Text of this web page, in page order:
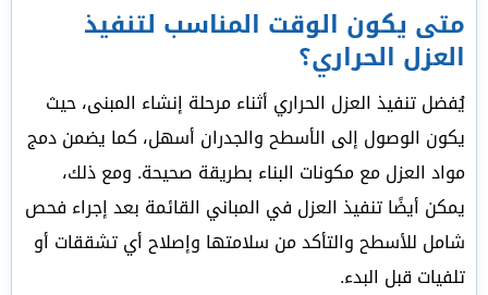
متى يكون الوقت المناسب لتنفيذ
العزل الحراري؟
يُفضل تنفيذ العزل الحراري أثناء مرحلة إنشاء المبنى، حيث
يكون الوصول إلى الأسطح والجدران أسهل، كما يضمن دمج
مواد العزل مع مكونات البناء بطريقة صحيحة. ومع ذلك،
يمكن أيضًا تنفيذ العزل في المباني القائمة بعد إجراء فحص
شامل للأسطح والتأكد من سلامتها وإصلاح أي تشققات أو
تلفيات قبل البدء.